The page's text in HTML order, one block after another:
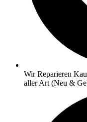
Wir Reparieren
aller Art (Neu &